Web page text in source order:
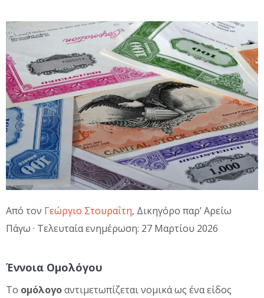
Από τον Γεώργιο Στουραΐτη, Δικηγόρο παρ’ Αρείω
Πάγω · Τελευταία ενημέρωση: 27 Μαρτίου 2026
Έννοια Ομολόγου
Το ομόλογοαντιμετωπίζεται νομικά ως ένα είδος